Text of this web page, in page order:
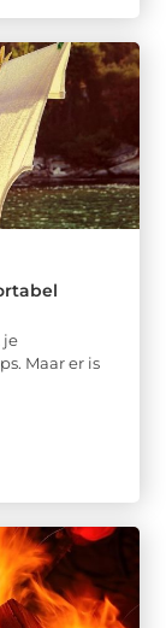
je
Maar er is